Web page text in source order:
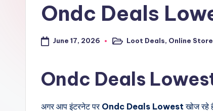
Offers
Ondc Deals
June 17, 2026
PostedLoot Deals, Online Store
Ondc Deals Lowest
अगर आप इंटरनेट पर Ondc Deals Lowest खोज रहे